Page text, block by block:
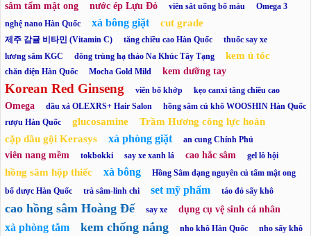
sâm tẩm mật ong nước ép Lựu Đỏ viên sắt uống bổ máu
Omega 3
nghệ nano Hàn Quốc
xà bông giặt cut grade
제주 감귤 비타민 (Vitamin C) tăng chiều cao Hàn Quốc
thuốc say xe
lương sâm KGC
đông trùng hạ thảo Na Khúc Tây Tạng kem ủ tóc
chăn điện Hàn Quốc Mocha Gold Mild kem dưỡng tay
Korean Red Ginseng viên bổ khớp kẹo canxi tăng chiều cao
Omega dầu xả OLEXRS+ Hair Salon
hồng sâm củ khô WOOSHIN Hàn Quốc
rượu Hàn Quốc
glucosamine
Trầm Hương công lực hoàn
cặp dầu gội Kerasys
xà phòng giặt an cung Chính Phủ
viên nang mềm tokbokki say xe xanh lá cao hắc sâm gel lô hội
hồng sâm hộp thiếc xà bông
Hồng Sâm dạng nguyên củ tẩm mật ong
bổ dược Hàn Quốc
trà sâm-linh chi set mỹ phẩm táo đỏ sấy khô
cao hồng sâm Hoàng Đế say xe dụng cụ vệ sinh cá nhân
xà phòng tắm kem chống nắng nho khô Hàn Quốc
nho sấy khô